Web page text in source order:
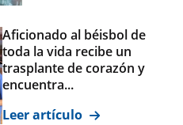
Aficionado al béisbol de
toda la vida recibe un
trasplante de corazón y
encuentra...
Leer artículo